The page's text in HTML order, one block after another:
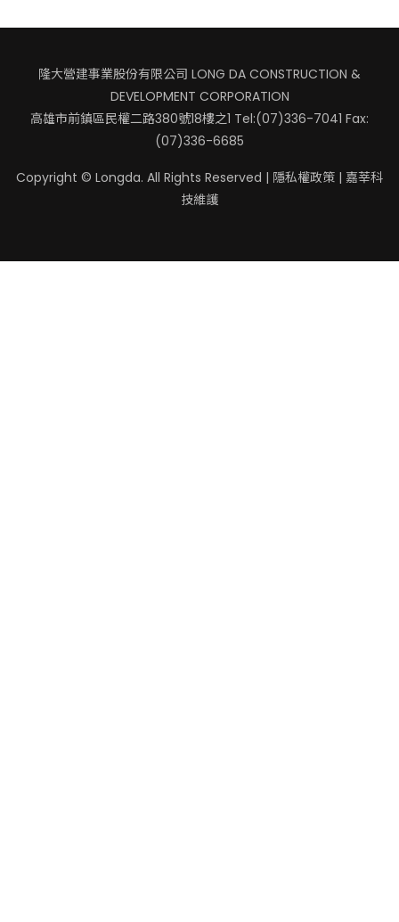
隆大營建事業股份有限公司 LONG DA CONSTRUCTION &
DEVELOPMENT CORPORATION
高雄市前鎮區民權二路380號18樓之1 Tel:(07)336-7041 Fax:
(07)336-6685
Copyright © Longda. All Rights Reserved | 隱私權政策 | 嘉莘科
技維護